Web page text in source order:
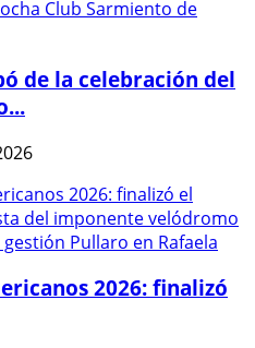
de la celebración del
2026: finalizó